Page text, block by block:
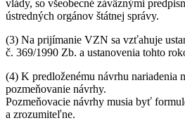
vlády, so všeobecné záväznými
ústredných orgánov štátnej správy.
(3) Na prijímanie VZN sa vzťahuje
č. 369/1990 Zb. a ustanovenia tohto
(4) K predloženému návrhu nariadenia
pozmeňovanie návrhy.
Pozmeňovacie návrhy musia byť
a zrozumiteľne.